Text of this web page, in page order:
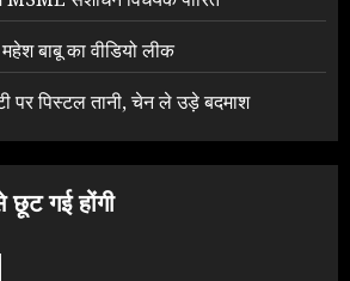
बाबू का वीडियो लीक
पर पिस्टल तानी, चेन ले उड़े बदमाश
गई होंगी